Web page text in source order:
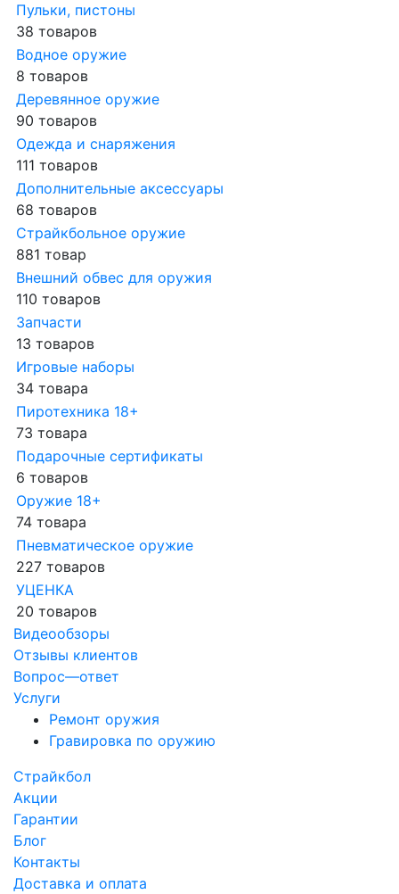
Пульки, пистоны
38 товаров
Водное оружие
8 товаров
Деревянное оружие
90 товаров
Одежда и снаряжения
111 товаров
Дополнительные аксессуары
68 товаров
Страйкбольное оружие
881 товар
Внешний обвес для оружия
110 товаров
Запчасти
13 товаров
Игровые наборы
34 товара
Пиротехника 18+
73 товара
Подарочные сертификаты
6 товаров
Оружие 18+
74 товара
Пневматическое оружие
227 товаров
УЦЕНКА
20 товаров
Видеообзоры
Отзывы клиентов
Вопрос—ответ
Услуги
Ремонт оружия
Гравировка по оружию
Страйкбол
Акции
Гарантии
Блог
Контакты
Доставка и оплата